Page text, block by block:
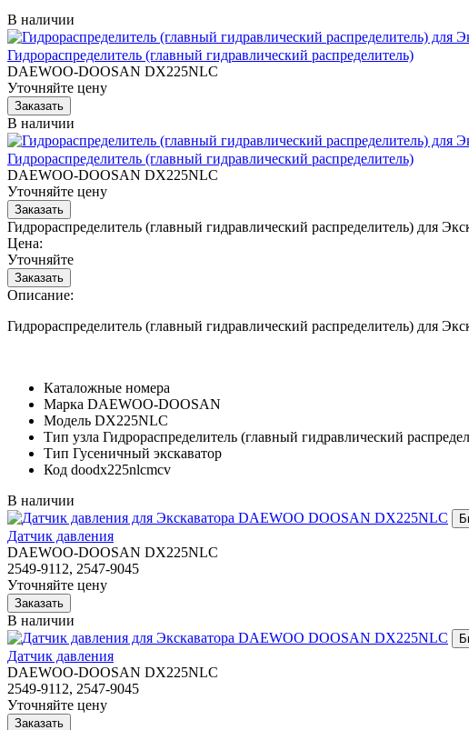
В наличии
Гидрораспределитель (главный гидравлический распределитель)
DAEWOO-DOOSAN DX225NLC
Уточняйте цену
В наличии
Гидрораспределитель (главный гидравлический распределитель)
DAEWOO-DOOSAN DX225NLC
Уточняйте цену
Гидрораспределитель (главный гидравлический распределитель) для
Цена:
Уточняйте
Описание:
Гидрораспределитель (главный гидравлический распределитель) для
Каталожные номера
Марка DAEWOO-DOOSAN
Модель DX225NLC
Тип узла Гидрораспределитель (главный гидравлический
Тип Гусеничный экскаватор
Код doodx225nlcmcv
В наличии
Датчик давления
DAEWOO-DOOSAN DX225NLC
2549-9112, 2547-9045
Уточняйте цену
В наличии
Датчик давления
DAEWOO-DOOSAN DX225NLC
2549-9112, 2547-9045
Уточняйте цену